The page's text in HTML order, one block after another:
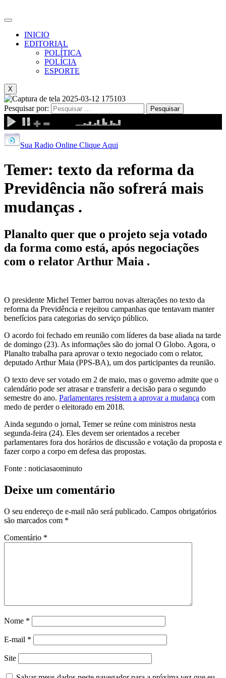
INICIO
EDITORIAL
POLÍTICA
POLÍCIA
ESPORTE
X
Pesquisar por:
Sua Radio Online Clique Aqui
Temer: texto da reforma da
Previdência não sofrerá mais
mudanças .
Planalto quer que o projeto seja votado
da forma como está, após negociações
com o relator Arthur Maia .
O presidente Michel Temer barrou novas alterações no texto da
reforma da Previdência e rejeitou campanhas que tentavam manter
benefícios para categorias do serviço público.
O acordo foi fechado em reunião com líderes da base aliada na tarde
de domingo (23). As informações são do jornal O Globo. Agora, o
Planalto trabalha para aprovar o texto negociado com o relator,
deputado Arthur Maia (PPS-BA), um dos participantes da reunião.
O texto deve ser votado em 2 de maio, mas o governo admite que o
calendário pode ser atrasar e transferir a decisão para o segundo
semestre do ano. Parlamentares resistem a aprovar a mudança com
medo de perder o eleitorado em 2018.
Ainda segundo o jornal, Temer se reúne com ministros nesta
segunda-feira (24). Eles devem ser orientados a receber
parlamentares fora dos horários de discussão e votação da proposta e
fazer corpo a corpo em defesa das propostas.
Fonte : noticiasaominuto
Deixe um comentário
O seu endereço de e-mail não será publicado. Campos obrigatórios
são marcados com *
Comentário *
Nome *
E-mail *
Site